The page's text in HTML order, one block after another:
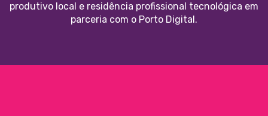
produtivo local e residência profissional tecnológica em
parceria com o Porto Digital.